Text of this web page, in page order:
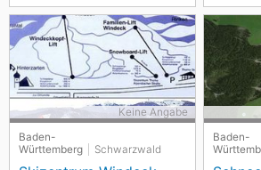
Baden-
Württemberg
Schwarzwald
Keine Angabe
Baden-